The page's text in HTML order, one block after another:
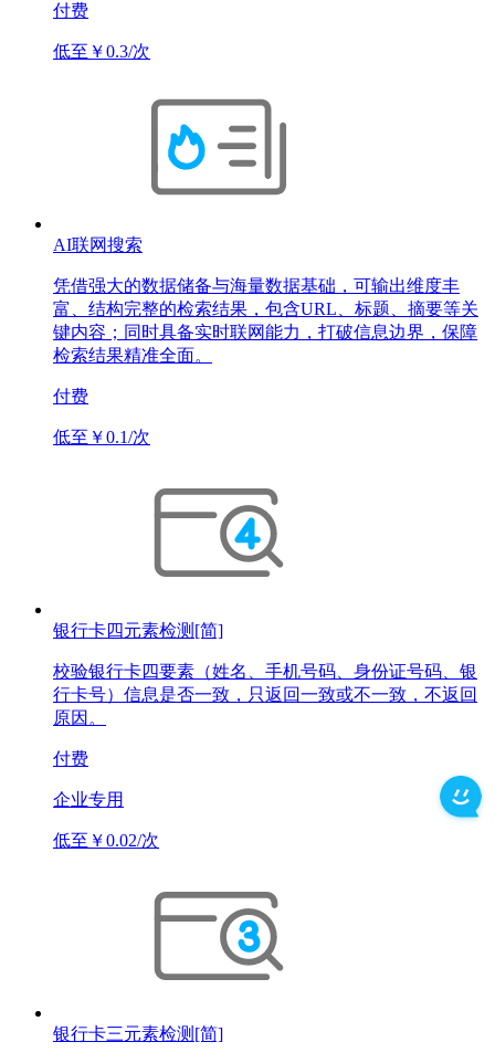
付费
低至￥0.3/次
AI联网搜索
凭借强大的数据储备与海量数据基础，可输出维度丰
富、结构完整的检索结果，包含URL、标题、摘要等关
键内容；同时具备实时联网能力，打破信息边界，保障
检索结果精准全面。
付费
低至￥0.1/次
银行卡四元素检测[简]
校验银行卡四要素（姓名、手机号码、身份证号码、银
行卡号）信息是否一致，只返回一致或不一致，不返回
原因。
付费
企业专用
低至￥0.02/次
银行卡三元素检测[简]